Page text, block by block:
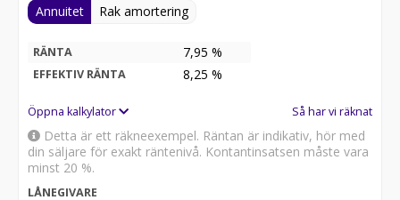
Annuitet Rak amortering
RÄNTA 7,95 %
EFFEKTIV RÄNTA 8,25 %
Öppna kalkylator Så har vi räknat
Detta är ett räkneexempel. Räntan är indikativ, hör med
din säljare för exakt räntenivå. Kontantinsatsen måste vara
minst 20 %.
LÅNEGIVARE